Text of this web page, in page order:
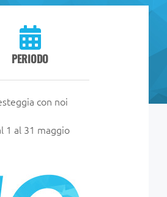
PERIODO
con noi
1 al 31 maggio